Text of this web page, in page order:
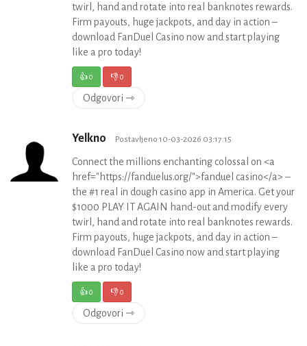
twirl, hand and rotate into real banknotes rewards.
Firm payouts, huge jackpots, and day in action –
download FanDuel Casino now and start playing
like a pro today!
👍0 👎0
Odgovori ⇾
Yelkno Postavljeno 10-03-2026 03:17:15
Connect the millions enchanting colossal on <a
href="https://fanduelus.org/">fanduel casino</a> –
the #1 real in dough casino app in America. Get your
$1000 PLAY IT AGAIN hand-out and modify every
twirl, hand and rotate into real banknotes rewards.
Firm payouts, huge jackpots, and day in action –
download FanDuel Casino now and start playing
like a pro today!
👍0 👎0
Odgovori ⇾